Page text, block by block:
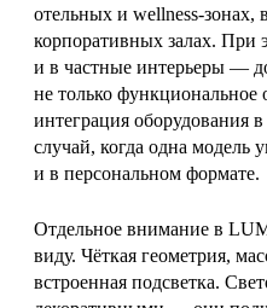
отельных и wellness-зонах,
корпоративных залах. При
и в частные интерьеры —
не только функциональное
интеграция оборудования
случай, когда одна модель
и в персональном формате.
Отдельное внимание в
виду. Чёткая геометрия,
встроенная подсветка.